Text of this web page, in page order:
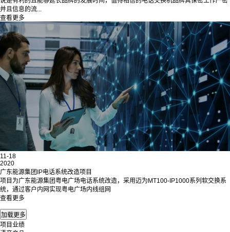
并且信息的流...
查看更多
11-18
2020
广东能源集团IP电话系统改造项目
项目为广东能源集团粤电广场电话系统改造，采用迈为MT100-IP1000系列软交换系
统，通过客户内网实现粤电广场内线组网
查看更多
项目业绩